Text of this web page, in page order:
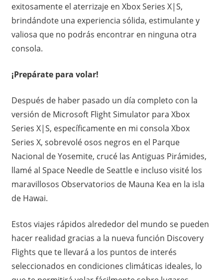
exitosamente el aterrizaje en Xbox Series X|S,
brindándote una experiencia sólida, estimulante y
valiosa que no podrás encontrar en ninguna otra
consola.
¡Prepárate para volar!
Después de haber pasado un día completo con la
versión de Microsoft Flight Simulator para Xbox
Series X|S, específicamente en mi consola Xbox
Series X, sobrevolé osos negros en el Parque
Nacional de Yosemite, crucé las Antiguas Pirámides,
llamé al Space Needle de Seattle e incluso visité los
maravillosos Observatorios de Mauna Kea en la isla
de Hawai.
Estos viajes rápidos alrededor del mundo se pueden
hacer realidad gracias a la nueva función Discovery
Flights que te llevará a los puntos de interés
seleccionados en condiciones climáticas ideales, lo